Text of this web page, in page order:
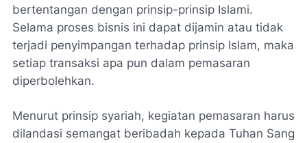
bertentangan dengan prinsip-prinsip Islami.
Selama proses bisnis ini dapat dijamin atau tidak
terjadi penyimpangan terhadap prinsip Islam, maka
setiap transaksi apa pun dalam pemasaran
diperbolehkan.
Menurut prinsip syariah, kegiatan pemasaran harus
dilandasi semangat beribadah kepada Tuhan Sang